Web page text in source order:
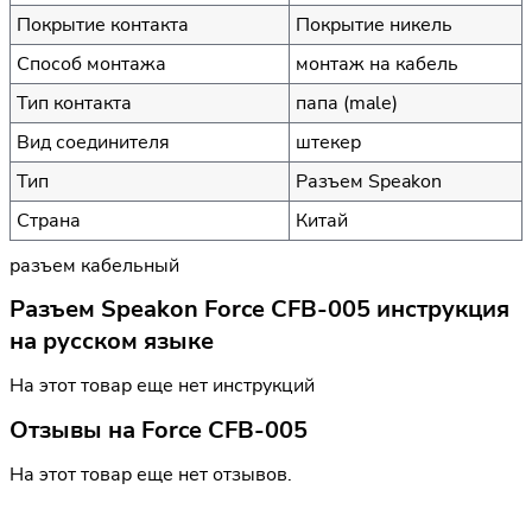
Покрытие контакта
Покрытие никель
Способ монтажа
монтаж на кабель
Тип контакта
папа (male)
Вид соединителя
штекер
Тип
Разъем Speakon
Страна
Китай
разъем кабельный
Разъем Speakon Force CFB-005 инструкция
на русском языке
На этот товар еще нет инструкций
Отзывы на Force CFB-005
На этот товар еще нет отзывов.